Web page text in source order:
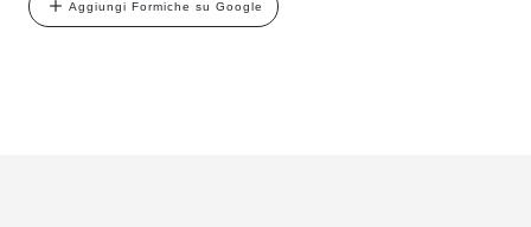
Aggiungi Formiche su Google